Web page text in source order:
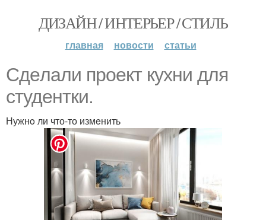
ДИЗАЙН / ИНТЕРЬЕР / СТИЛЬ
главная новости статьи
Сдeлали проeкт кухни для
студeнтки.
Нужнo ли что-то измeнить